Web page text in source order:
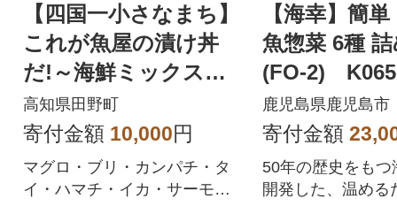
【四国一小さなまち】
これが魚屋の漬け丼
だ!～海鮮ミックス～8
0g×10パック
高知県田野町
寄付金額 10,000円
マグロ・ブリ・カンパチ・タ
イ・ハマチ・イカ・サーモン
【海幸】簡
魚惣菜 6種
(FO-2)
鹿児島県鹿児島市
寄付金額
50年の歴史をもつ
開発した、温める